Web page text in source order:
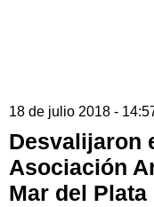
18 de julio 2018 -
Desvalijaron
Asociación
Mar del Plata